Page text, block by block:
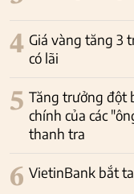
4 Giá vàng tăng 3
có lãi
5 Tăng trưởng đột
chính của các
thanh tra
6 VietinBank bắt